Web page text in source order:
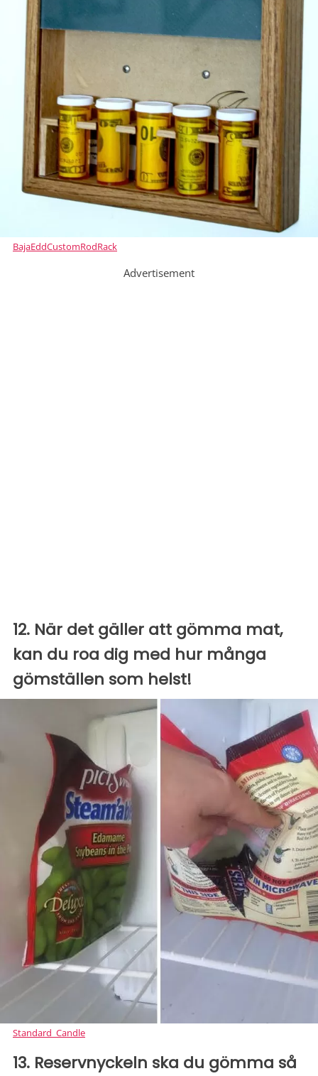
BajaEddCustomRodRack
Advertisement
12. När det gäller att gömma mat,
kan du roa dig med hur många
gömställen som helst!
Standard_Candle
13. Reservnyckeln ska du gömma så